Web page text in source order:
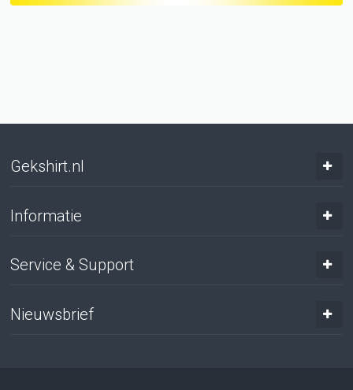
Gekshirt.nl
Informatie
Service & Support
Nieuwsbrief